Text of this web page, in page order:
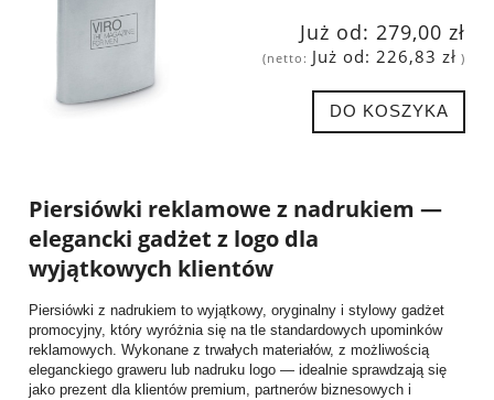
Już od: 279,00 zł
(netto: Już od: 226,83 zł )
DO KOSZYKA
Piersiówki reklamowe z nadrukiem —
elegancki gadżet z logo dla
wyjątkowych klientów
Piersiówki z nadrukiem to wyjątkowy, oryginalny i stylowy gadżet
promocyjny, który wyróżnia się na tle standardowych upominków
reklamowych. Wykonane z trwałych materiałów, z możliwością
eleganckiego graweru lub nadruku logo — idealnie sprawdzają się
jako prezent dla klientów premium, partnerów biznesowych i